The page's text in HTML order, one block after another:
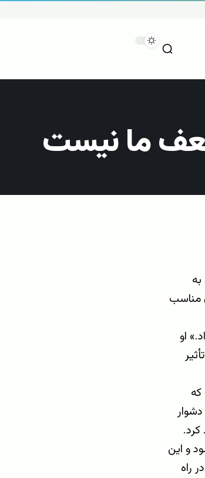
ما نیست
مناسب
او
که
و این
راه